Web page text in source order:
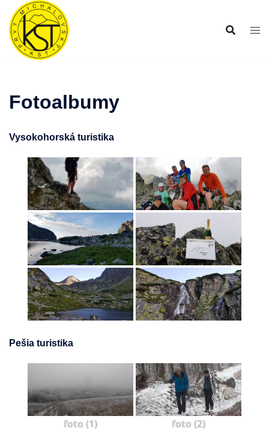
Preskočiť
obsah
Fotoalbumy
Vysokohorská turistika
Pešia turistika
foto (1) foto (2)